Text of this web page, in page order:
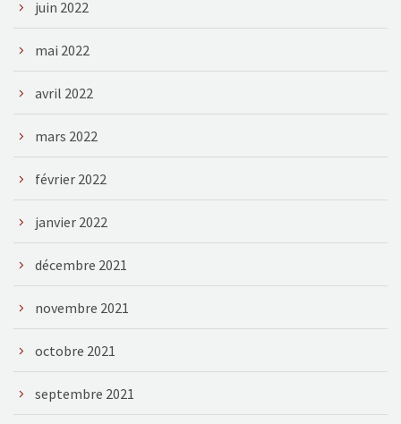
juin 2022
mai 2022
avril 2022
mars 2022
février 2022
janvier 2022
décembre 2021
novembre 2021
octobre 2021
septembre 2021